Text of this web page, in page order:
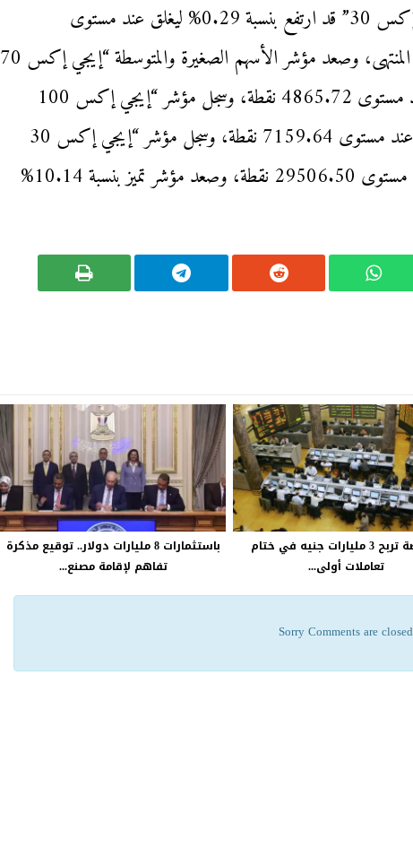
وكان المؤشر الرئيسي للبورصة المصرية “إيجي إكس 30” قد ارتفع بنسبة 0.29% ليغلق عند مستوى
24383.27 نقطة، خلال جلسات الأسبوع المنتهى، وصعد مؤشر الأسهم الصغيرة والمتوسطة “إيجي إكس 70
متساوي الأوزان”، بنسبة 4.44% ليغلق عند مستوى 4865.72 نقطة، وسجل مؤشر “إيجي إكس 100
متساوي الأوزان” نموًا بنسبة 3.63% ليغلق عند مستوى 7159.64 نقطة، وسجل مؤشر “إيجي إكس 30
محدد الأوزان” نموًا بنسبة 0.56% ليغلق عند مستوى 29506.50 نقطة، وصعد مؤشر تميز بنسبة 10.14%
البورصة تربح 3 مليارات جنيه في ختام
تعاملات أولى...
باستثمارات 8 مليارات دولار.. توقيع مذكرة
تفاهم لإقامة مصنع...
Sorry Comments are closed